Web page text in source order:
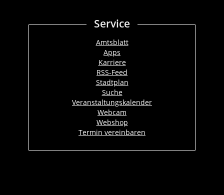
Service
Amtsblatt
Apps
Karriere
RSS-Feed
Stadtplan
Suche
Veranstaltungskalender
Webcam
Webshop
Termin vereinbaren